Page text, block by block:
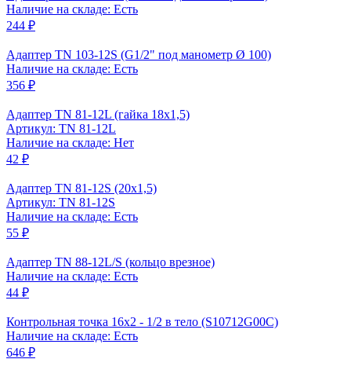
Наличие на складе: Есть
244 ₽
Адаптер TN 103-12S (G1/2" под манометр Ø 100)
Наличие на складе: Есть
356 ₽
Адаптер TN 81-12L (гайка 18x1,5)
Артикул: TN 81-12L
Наличие на складе: Нет
42 ₽
Адаптер TN 81-12S (20x1,5)
Артикул: TN 81-12S
Наличие на складе: Есть
55 ₽
Адаптер TN 88-12L/S (кольцо врезное)
Наличие на складе: Есть
44 ₽
Контрольная точка 16x2 - 1/2 в тело (S10712G00C)
Наличие на складе: Есть
646 ₽